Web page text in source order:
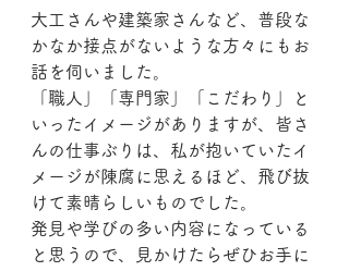
大工さんや建築家さんなど、普段な
かなか接点がないような方々にもお
話を伺いました。
「職人」「専門家」「こだわり」と
いったイメージがありますが、皆さ
んの仕事ぶりは、私が抱いていたイ
メージが陳腐に思えるほど、飛び抜
けて素晴らしいものでした。
発見や学びの多い内容になっている
と思うので、見かけたらぜひお手に